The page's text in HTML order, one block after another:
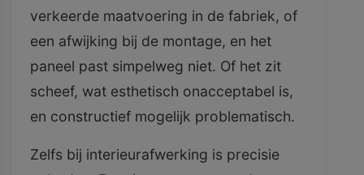
verkeerde maatvoering in de fabriek, of
een afwijking bij de montage, en het
paneel past simpelweg niet. Of het zit
scheef, wat esthetisch onacceptabel is,
en constructief mogelijk problematisch.
Zelfs bij interieurafwerking is precisie